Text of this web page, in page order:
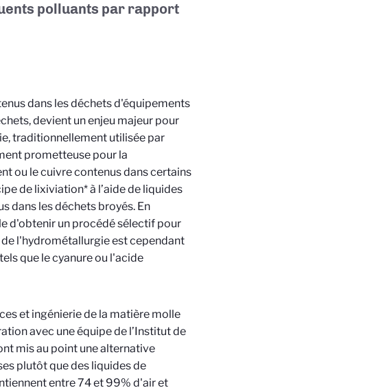
polluants par rapport
dans les déchets d'équipements
devient un enjeu majeur pour
traditionnellement utilisée par
prometteuse pour la
ou le cuivre contenus dans certains
de lixiviation* à l’aide de liquides
dans les déchets broyés. En
d'obtenir un procédé sélectif pour
l'hydrométallurgie est cependant
que le cyanure ou l'acide
et ingénierie de la matière molle
avec une équipe de l’Institut de
mis au point une alternative
plutôt que des liquides de
entre 74 et 99% d'air et